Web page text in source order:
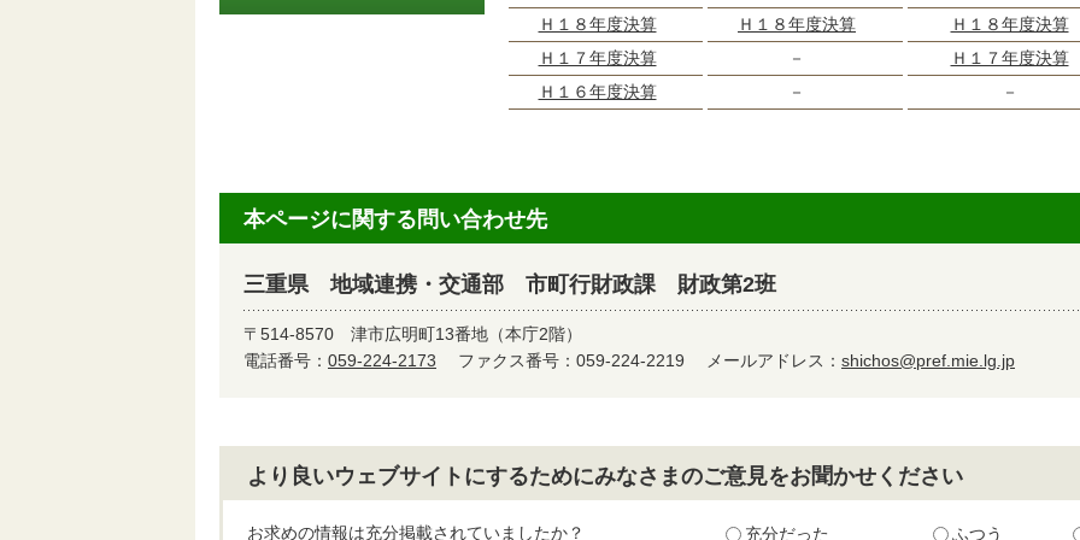
Ｈ１８年度決算
Ｈ１８年度決算
Ｈ１８年度決算
Ｈ１７年度決算
－
Ｈ１７年度決算
Ｈ１６年度決算
－ －
本ページに関する問い合わせ先
三重県 地域連携・交通部 市町行財政課 財政第2班
〒514-8570 津市広明町13番地（本庁2階）
電話番号： 059-224-2173 ファクス番号：059-224-2219 メールアドレス： shichos@pref.mie.lg.jp
より良いウェブサイトにするためにみなさまのご意見をお聞かせください
お求めの情報は充分掲載されていましたか？ 充分だった ふつう